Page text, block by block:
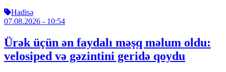
Hadisə
07.08.2026 - 10:54
Ürək üçün ən faydalı məşq məlum oldu:
velosiped və gəzintini geridə qoydu